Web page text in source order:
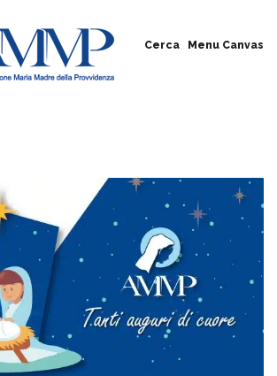
Cerca Menu Canvas